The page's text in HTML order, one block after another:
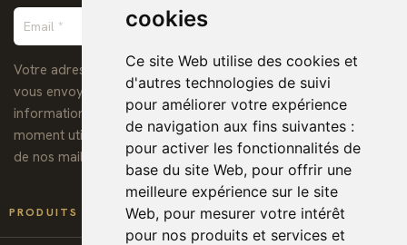
cookies
Ce site Web utilise des cookies et
d'autres technologies de suivi
pour améliorer votre expérience
de navigation aux fins suivantes :
pour activer les fonctionnalités de
base du site Web, pour offrir une
meilleure expérience sur le site
Web, pour mesurer votre intérêt
pour nos produits et services et
Votre adresse de messagerie est uniquement utilisée pour
vous envoyer notre lettre d'information ainsi que des
informations concernant nos activités. Vous pouvez à tout
moment utiliser le lien de désabonnement intégré dans chacun
de nos mails.
PRODUITS